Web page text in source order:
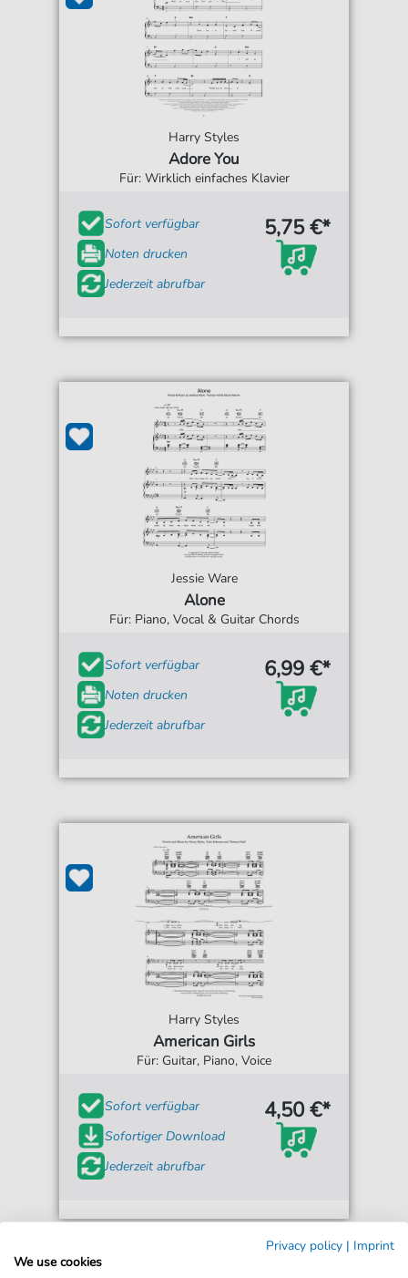
Harry Styles
Adore You
Für: Wirklich einfaches Klavier
Sofort verfügbar
Noten drucken
Jederzeit abrufbar
5,75 €*
Jessie Ware
Alone
Für: Piano, Vocal & Guitar Chords
Sofort verfügbar
Noten drucken
Jederzeit abrufbar
6,99 €*
Harry Styles
American Girls
Für: Guitar, Piano, Voice
Sofort verfügbar
Sofortiger Download
Jederzeit abrufbar
4,50 €*
Privacy policy | Imprint
We use cookies